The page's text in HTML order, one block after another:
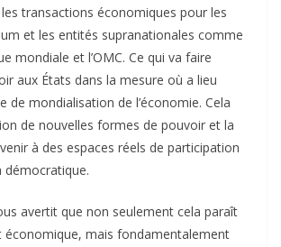
transactions économiques pour les
et les entités supranationales comme
mondiale et l’OMC. Ce qui va faire
aux États dans la mesure où a lieu
de mondialisation de l’économie. Cela
de nouvelles formes de pouvoir et la
à des espaces réels de participation
avertit que non seulement cela paraît
économique, mais fondamentalement